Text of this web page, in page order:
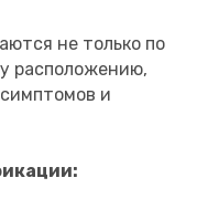
не только по
расположению,
и